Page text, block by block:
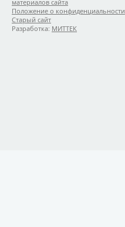
материалов сайта
Положение о конфиденциальности
Старый сайт
Разработка: МИТТЕК